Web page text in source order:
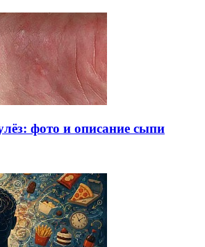
фото и описание сыпи